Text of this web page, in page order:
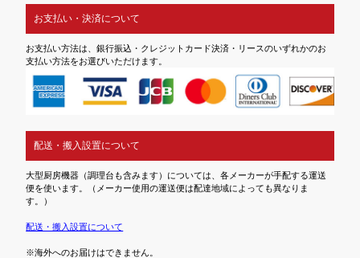
お支払い・決済について
お支払い方法は、銀行振込・クレジットカード決済・リースのいずれかのお
支払い方法をお選びいただけます。
配送・搬入設置について
大型厨房機器（調理台も含みます）については、各メーカーが手配する運送
便を使います。（メーカー使用の運送便は配達地域によっても異なりま
す。）
配送・搬入設置について
※海外へのお届けはできません。